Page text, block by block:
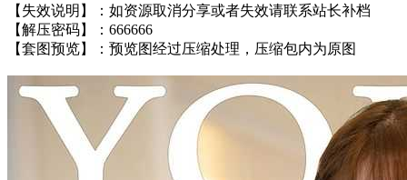
【失效说明】：如资源取消分享或者失效请联系站长补档
【解压密码】：666666
【套图预览】：预览图经过压缩处理，压缩包内为原图